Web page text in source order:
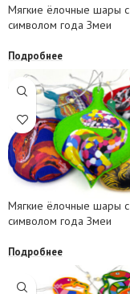
Мягкие ёлочные шары с
символом года Змеи
Подробнее
Мягкие ёлочные шары с
символом года Змеи
Подробнее